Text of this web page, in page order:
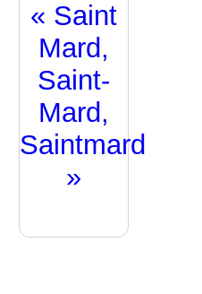
« Saint
Mard,
Saint-
Mard,
Saintmard
»